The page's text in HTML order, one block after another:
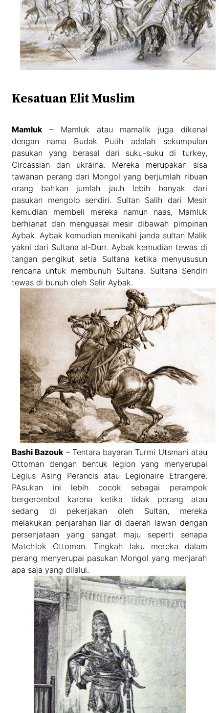
Kesatuan Elit Muslim
Mamluk– Mamluk atau mamalik juga dikenal
dengan nama Budak Putih adalah sekumpulan
pasukan yang berasal dari suku-suku di turkey,
Circassian dan ukraina. Mereka merupakan sisa
tawanan perang dari Mongol yang berjumlah ribuan
orang bahkan jumlah jauh lebih banyak dari
pasukan mengolo sendiri. Sultan Salih dari Mesir
kemudian membeli mereka namun naas, Mamluk
berhianat dan menguasai mesir dibawah pimpinan
Aybak. Aybak kemudian menikahi janda sultan Malik
yakni dari Sultana al-Durr. Aybak kemudian tewas di
tangan pengikut setia Sultana ketika menyususun
rencana untuk membunuh Sultana. Sultana Sendiri
tewas di bunuh oleh Selir Aybak.
Bashi Bazouk– Tentara bayaran Turmi Utsmani atau
Ottoman dengan bentuk legion yang menyerupai
Legius Asing Perancis atau Legionaire Etrangere.
PAsukan ini lebih cocok sebagai perampok
bergerombol karena ketika tidak perang atau
sedang di pekerjakan oleh Sultan, mereka
melakukan penjarahan liar di daerah lawan dengan
persenjataan yang sangat maju seperti senapa
Matchlok Ottoman. Tingkah laku mereka dalam
perang menyerupai pasukan Mongol yang menjarah
apa saja yang dilalui.